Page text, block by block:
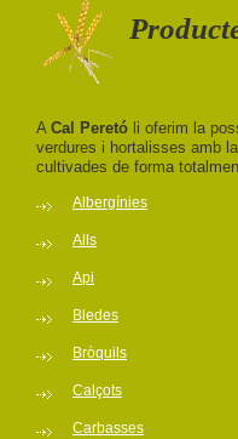
A Cal Peretó li oferim la
verdures i hortalisses amb
cultivades de forma
Albergínies
Alls
Api
Bledes
Bròquils
Calçots
Carbasses